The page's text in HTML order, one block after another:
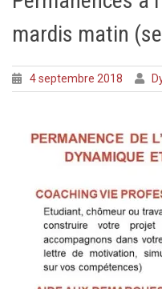
mardis matin
4 septembre 2018